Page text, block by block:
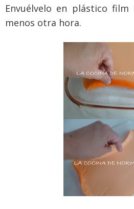
Envuélvelo en plástico
menos otra hora.